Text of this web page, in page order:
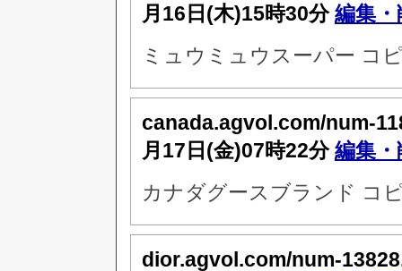
月16日(木)15時30分編集・
ミュウミュウスーパー コ
canada.agvol.com/num-
月17日(金)07時22分編集・
カナダグースブランド コ
dior.agvol.com/num-